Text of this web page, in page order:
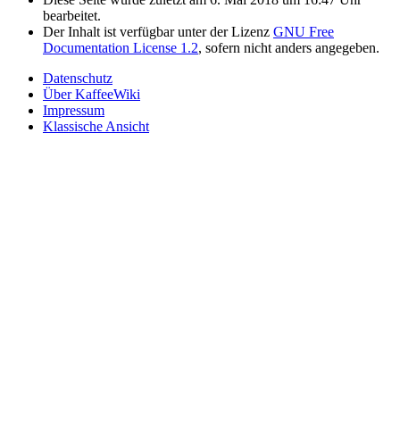
bearbeitet.
Der Inhalt ist verfügbar unter der Lizenz GNU Free
Documentation License 1.2, sofern nicht anders angegeben.
Datenschutz
Über KaffeeWiki
Impressum
Klassische Ansicht